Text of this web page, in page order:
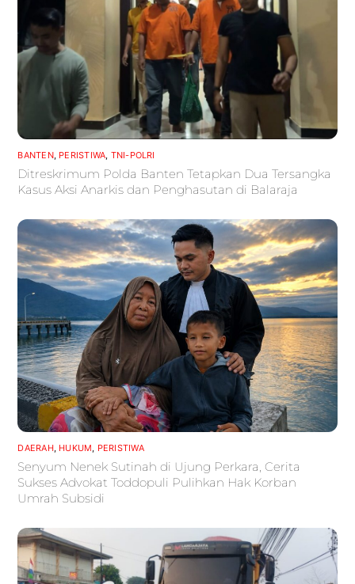
BANTEN, PERISTIWA TNI-POLRI
Ditreskrimum Polda Banten Tetapkan Dua Tersangka
Kasus Aksi Anarkis dan Penghasutan di Balaraja
DAERAH, HUKUM PERISTIWA
Senyum Nenek Sutinah di Ujung Perkara, Cerita
Sukses Advokat Toddopuli Pulihkan Hak Korban
Umrah Subsidi